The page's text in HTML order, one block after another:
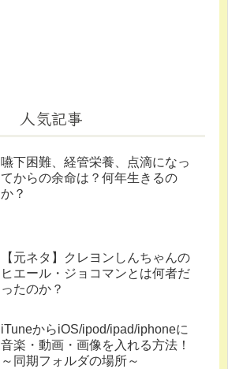
人気記事
嚥下困難、経管栄養、点滴になっ
てからの余命は？何年生きるの
か？
【元ネタ】クレヨンしんちゃんの
ヒエール・ジョコマンとは何者だ
ったのか？
iTuneからiOS/ipod/ipad/iphoneに
音楽・動画・画像を入れる方法！
～同期フォルダの場所～